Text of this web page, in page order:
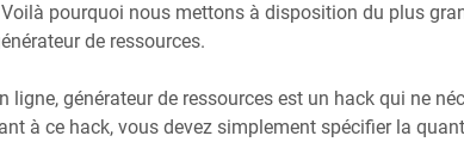
pourquoi nous mettons à disposition du plus
de ressources.
ligne, générateur de ressources est un hack qui ne
à ce hack, vous devez simplement spécifier la